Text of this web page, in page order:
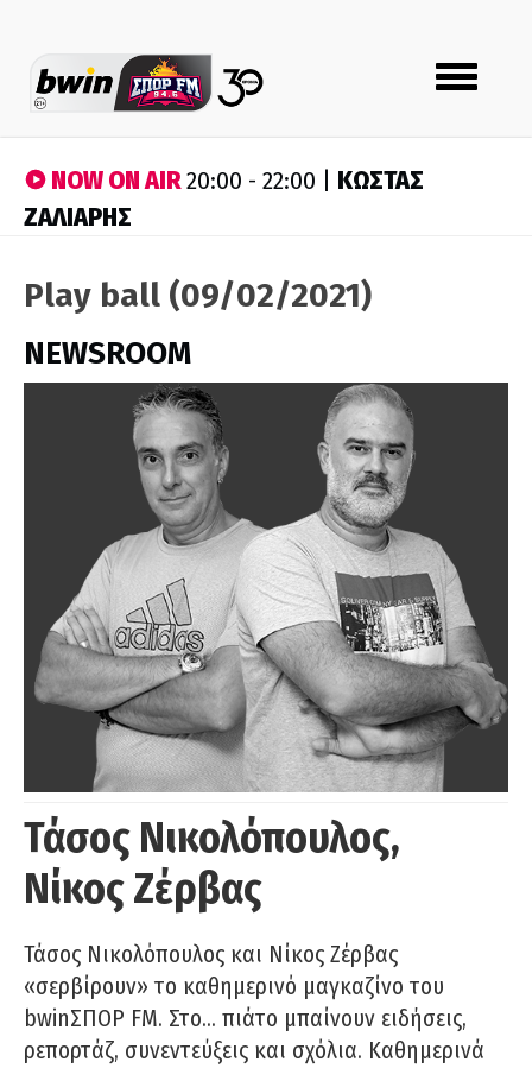
Toggle
navigation
NOW ON AIR20:00 - 22:00 | ΚΩΣΤΑΣ
ΖΑΛΙΑΡΗΣ
Play ball (09/02/2021)
NEWSROOM
Τάσος Νικολόπουλος,
Νίκος Ζέρβας
Τάσος Νικολόπουλος και Νίκος Ζέρβας
«σερβίρουν» το καθημερινό μαγκαζίνο του
bwinΣΠΟΡ FM. Στο… πιάτο μπαίνουν ειδήσεις,
ρεπορτάζ, συνεντεύξεις και σχόλια. Καθημερινά